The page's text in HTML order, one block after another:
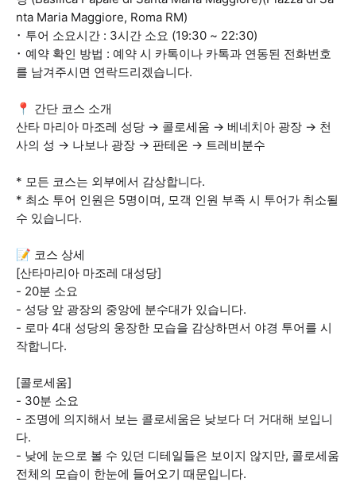
nta Maria Maggiore, Roma RM)
･ 투어 소요시간 : 3시간 소요 (19:30 ~ 22:30)
･ 예약 확인 방법 : 예약 시 카톡이나 카톡과 연동된 전화번호
를 남겨주시면 연락드리겠습니다.
📍 간단 코스 소개
산타 마리아 마조레 성당 → 콜로세움 → 베네치아 광장 → 천
사의 성 → 나보나 광장 → 판테온 → 트레비분수
* 모든 코스는 외부에서 감상합니다.
* 최소 투어 인원은 5명이며, 모객 인원 부족 시 투어가 취소될
수 있습니다.
📝 코스 상세
[산타마리아 마조레 대성당]
- 20분 소요
- 성당 앞 광장의 중앙에 분수대가 있습니다.
- 로마 4대 성당의 웅장한 모습을 감상하면서 야경 투어를 시
작합니다.
[콜로세움]
- 30분 소요
- 조명에 의지해서 보는 콜로세움은 낮보다 더 거대해 보입니
다.
- 낮에 눈으로 볼 수 있던 디테일들은 보이지 않지만, 콜로세움
전체의 모습이 한눈에 들어오기 때문입니다.